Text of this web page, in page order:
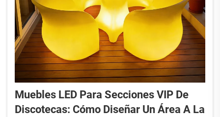
Muebles LED Para Secciones VIP De
Discotecas: Cómo Diseñar Un Área A La